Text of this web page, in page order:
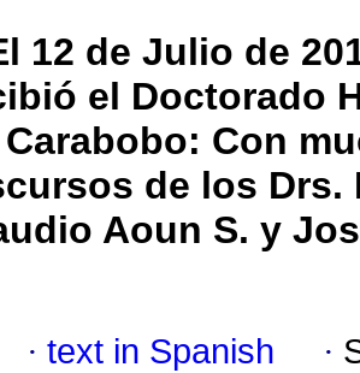
12 de Julio de
el Doctorado
: Con
de los Drs.
Aoun S. y
· text in Spanish ·